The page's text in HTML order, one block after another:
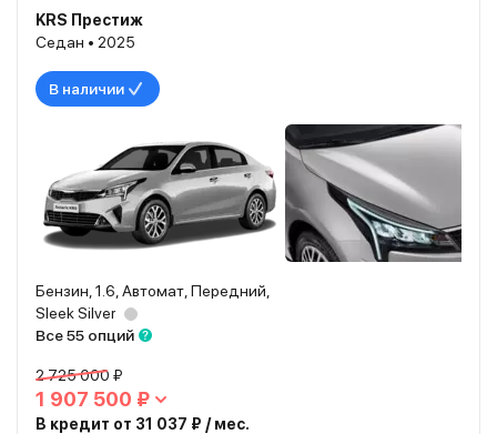
KRS Престиж
Седан • 2025
В наличии
Бензин, 1.6, Автомат, Передний,
Sleek Silver
Все 55 опций
2 725 000 ₽
1 907 500 ₽
В кредит от 31 037 ₽ / мес.